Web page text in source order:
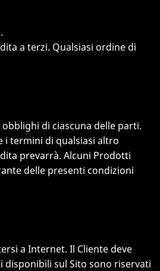
a terzi. Qualsiasi ordine di
di ciascuna delle parti.
i termini di qualsiasi altro
prevarrà. Alcuni Prodotti
delle presenti condizioni
a Internet. Il Cliente deve
sul Sito sono riservati